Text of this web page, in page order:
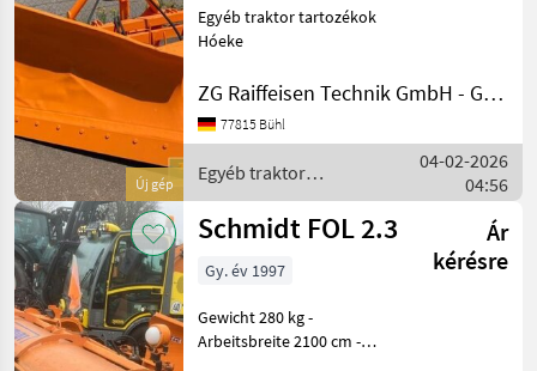
Új gép
Egyéb traktor tartozékok
Hóeke
ZG Raiffeisen Technik GmbH - Gebrauchtmaschinenzentrum
77815 Bühl
Egyéb traktor
tartozékok / Schmidt
04-02-2026
04:56
Schmidt FOL 2.3
Ár
kérésre
Gy. év 1997
Gewicht 280 kg -
Arbeitsbreite 2100 cm -